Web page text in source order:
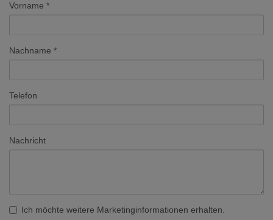
Vorname
Nachname
Telefon
Nachricht
Ich möchte weitere Marketinginformationen erhalten.